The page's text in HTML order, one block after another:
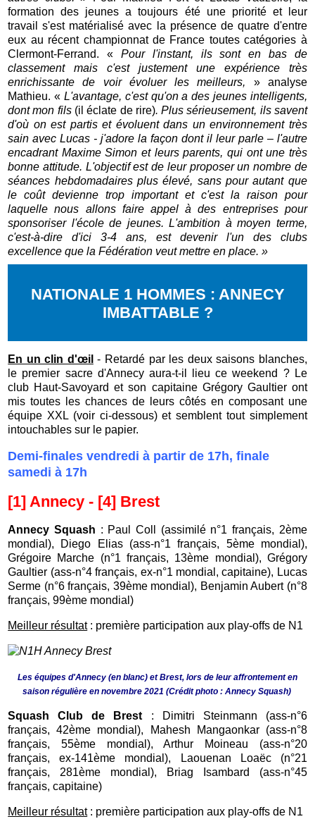
formation des jeunes a toujours été une priorité et leur
travail s'est matérialisé avec la présence de quatre d'entre
eux au récent championnat de France toutes catégories à
Clermont-Ferrand. « Pour l'instant, ils sont en bas de
classement mais c'est justement une expérience très
enrichissante de voir évoluer les meilleurs, » analyse
Mathieu. « L'avantage, c'est qu'on a des jeunes intelligents,
dont mon fils(il éclate de rire). Plus sérieusement, ils savent
d'où on est partis et évoluent dans un environnement très
sain avec Lucas - j'adore la façon dont il leur parle – l'autre
encadrant Maxime Simon et leurs parents, qui ont une très
bonne attitude. L'objectif est de leur proposer un nombre de
séances hebdomadaires plus élevé, sans pour autant que
le coût devienne trop important et c'est la raison pour
laquelle nous allons faire appel à des entreprises pour
sponsoriser l'école de jeunes. L'ambition à moyen terme,
c'est-à-dire d'ici 3-4 ans, est devenir l'un des clubs
excellence que la Fédération veut mettre en place. »
NATIONALE 1 HOMMES : ANNECY
IMBATTABLE ?
En un clin d'œil - Retardé par les deux saisons blanches,
le premier sacre d'Annecy aura-t-il lieu ce weekend ? Le
club Haut-Savoyard et son capitaine Grégory Gaultier ont
mis toutes les chances de leurs côtés en composant une
équipe XXL (voir ci-dessous) et semblent tout simplement
intouchables sur le papier.
Demi-finales vendredi à partir de 17h, finale
samedi à 17h
[1] Annecy - [4] Brest
Annecy Squash : Paul Coll (assimilé n°1 français, 2ème
mondial), Diego Elias (ass-n°1 français, 5ème mondial),
Grégoire Marche (n°1 français, 13ème mondial), Grégory
Gaultier (ass-n°4 français, ex-n°1 mondial, capitaine), Lucas
Serme (n°6 français, 39ème mondial), Benjamin Aubert (n°8
français, 99ème mondial)
Meilleur résultat: première participation aux play-offs de N1
Les équipes d'Annecy (en blanc) et Brest, lors de leur affrontement en
saison régulière en novembre 2021 (Crédit photo : Annecy Squash)
Squash Club de Brest : Dimitri Steinmann (ass-n°6
français, 42ème mondial), Mahesh Mangaonkar (ass-n°8
français, 55ème mondial), Arthur Moineau (ass-n°20
français, ex-141ème mondial), Laouenan Loaëc (n°21
français, 281ème mondial), Briag Isambard (ass-n°45
français, capitaine)
Meilleur résultat: première participation aux play-offs de N1